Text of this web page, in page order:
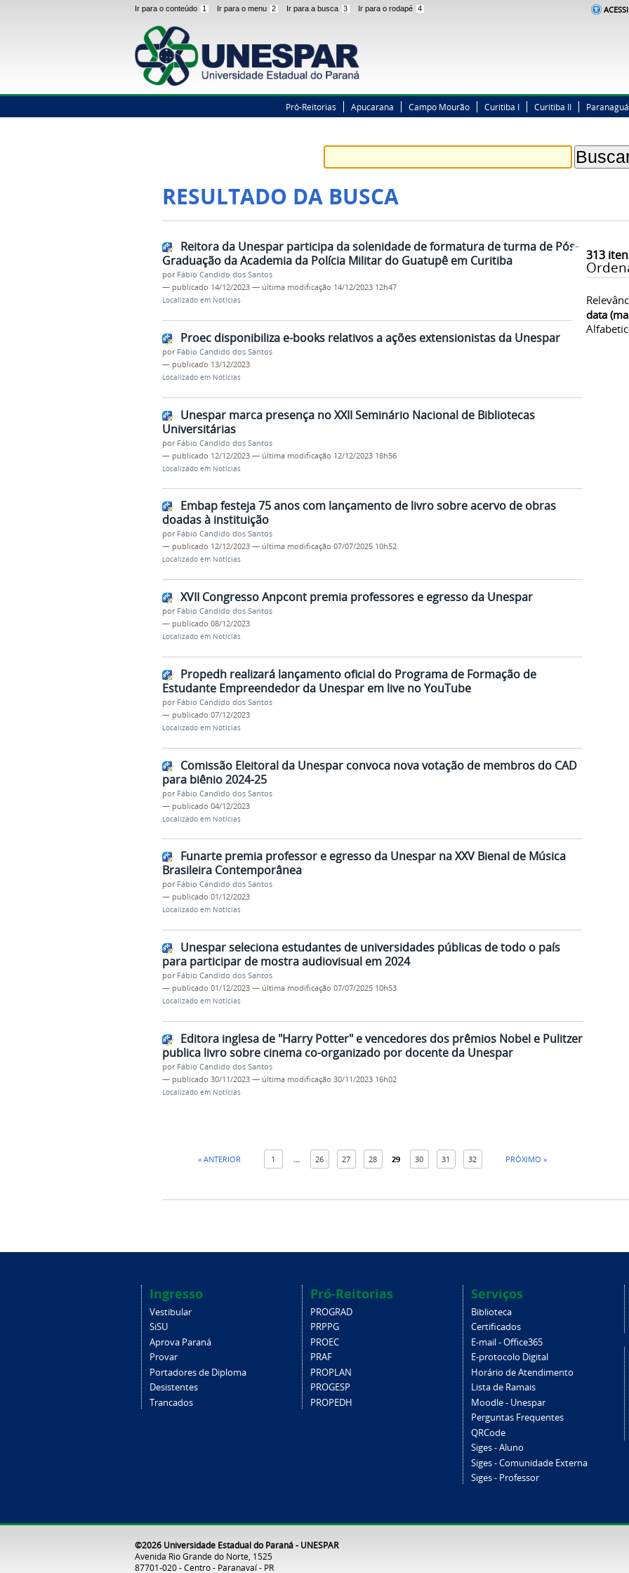
Ir para o conteúdo 1 Ir para o menu 2 Ir para a busca 3 Ir para o rodapé 4
Pró-Reitorias Apucarana Campo Mourão Curitiba I Curitiba II Paranaguá
RESULTADO DA BUSCA
313
data
Reitora da Unespar participa da solenidade de formatura de turma de Pós-
Graduação da Academia da Polícia Militar do Guatupê em Curitiba
por Fábio Candido dos Santos
— publicado 14/12/2023 — última modificação 14/12/2023 12h47
Localizado em Notícias
Proec disponibiliza e-books relativos a ações extensionistas da Unespar
por Fábio Candido dos Santos
— publicado 13/12/2023
Localizado em Notícias
Unespar marca presença no XXII Seminário Nacional de Bibliotecas
Universitárias
por Fábio Candido dos Santos
— publicado 12/12/2023 — última modificação 12/12/2023 18h56
Localizado em Notícias
Embap festeja 75 anos com lançamento de livro sobre acervo de obras
doadas à instituição
por Fábio Candido dos Santos
— publicado 12/12/2023 — última modificação 07/07/2025 10h52
Localizado em Notícias
XVII Congresso Anpcont premia professores e egresso da Unespar
por Fábio Candido dos Santos
— publicado 08/12/2023
Localizado em Notícias
Propedh realizará lançamento oficial do Programa de Formação de
Estudante Empreendedor da Unespar em live no YouTube
por Fábio Candido dos Santos
— publicado 07/12/2023
Localizado em Notícias
Comissão Eleitoral da Unespar convoca nova votação de membros do CAD
para biênio 2024-25
por Fábio Candido dos Santos
— publicado 04/12/2023
Localizado em Notícias
Funarte premia professor e egresso da Unespar na XXV Bienal de Música
Brasileira Contemporânea
por Fábio Candido dos Santos
— publicado 01/12/2023
Localizado em Notícias
Unespar seleciona estudantes de universidades públicas de todo o país
para participar de mostra audiovisual em 2024
por Fábio Candido dos Santos
— publicado 01/12/2023 — última modificação 07/07/2025 10h53
Localizado em Notícias
Editora inglesa de "Harry Potter" e vencedores dos prêmios Nobel e Pulitzer
publica livro sobre cinema co-organizado por docente da Unespar
por Fábio Candido dos Santos
— publicado 30/11/2023 — última modificação 30/11/2023 16h02
Localizado em Notícias
« ANTERIOR 1 26 27 28 29 30 31 32 PRÓXIMO »
Ingresso
Vestibular
SiSU
Aprova Paraná
Provar
Portadores de Diploma
Desistentes
Trancados
Pró-Reitorias
PROGRAD
PRPPG
PROEC
PRAF
PROPLAN
PROGESP
PROPEDH
Serviços
Biblioteca
Certificados
E-mail - Office365
E-protocolo Digital
Horário de Atendimento
Lista de Ramais
Moodle - Unespar
Perguntas Frequentes
QRCode
Siges - Aluno
Siges - Comunidade Externa
Siges - Professor
©2026 Universidade Estadual do Paraná - UNESPAR
Avenida Rio Grande do Norte, 1525
87701-020 - Centro - Paranavaí - PR